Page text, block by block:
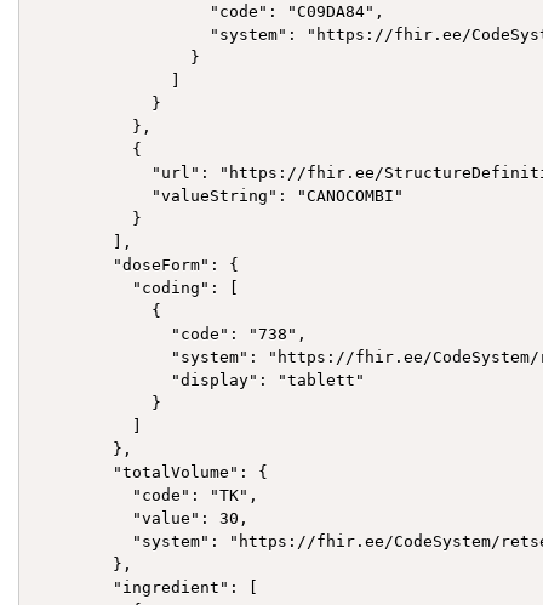
                  "code": "C09DA84",
"system": "https://fhir.ee/
                }
              ]
            }
          },
          {
"url": "https://fhir.ee/
            "valueString": "CANOCOMBI"
          }
        ],
        "doseForm": {
          "coding": [
            {
              "code": "738",
"system": "https://fhir.ee/
              "display": "tablett"
            }
          ]
        },
        "totalVolume": {
          "code": "TK",
          "value": 30,
"system": "https://fhir.ee/CodeSystem/
        },
        "ingredient": [